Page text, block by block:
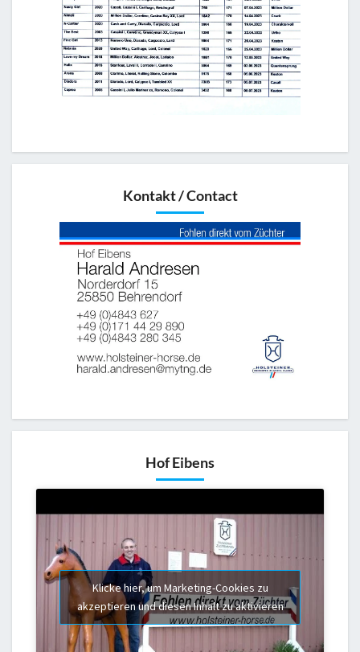
Kontakt / Contact
Hof Eibens
Klicke hier, um Marketing-Cookies zu
akzeptieren und diesen Inhalt zu aktivieren